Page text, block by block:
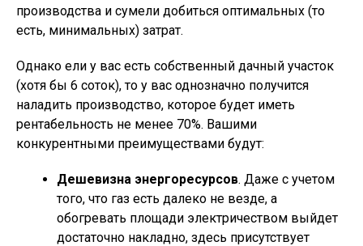
производства и сумели добиться оптимальных (то
есть, минимальных) затрат.
Однако ели у вас есть собственный дачный участок
(хотя бы 6 соток), то у вас однозначно получится
наладить производство, которое будет иметь
рентабельность не менее 70%. Вашими
конкурентными преимуществами будут:
Дешевизна энергоресурсов. Даже с учетом
того, что газ есть далеко не везде, а
обогревать площади электричеством выйдет
достаточно накладно, здесь присутствует